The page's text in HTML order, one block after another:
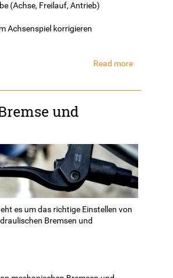
(Achse, Freilauf, Antrieb)
Achsenspiel korrigieren
Read more
und
es um das richtige Einstellen von
Bremsen und